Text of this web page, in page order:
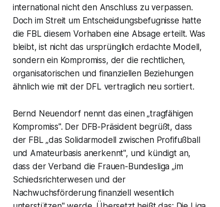
international nicht den Anschluss zu verpassen.
Doch im Streit um Entscheidungsbefugnisse hatte
die FBL diesem Vorhaben eine Absage erteilt. Was
bleibt, ist nicht das ursprünglich erdachte Modell,
sondern ein Kompromiss, der die rechtlichen,
organisatorischen und finanziellen Beziehungen
ähnlich wie mit der DFL vertraglich neu sortiert.
Bernd Neuendorf nennt das einen „tragfähigen
Kompromiss". Der DFB-Präsident begrüßt, dass
der FBL „das Solidarmodell zwischen Profifußball
und Amateurbasis anerkennt", und kündigt an,
dass der Verband die Frauen-Bundesliga „im
Schiedsrichterwesen und der
Nachwuchsförderung finanziell wesentlich